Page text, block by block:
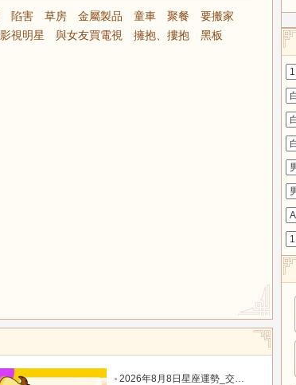
陷害 草房 金屬製品 童車 聚餐
要搬家
影視明星 與女友買電視 擁抱、摟抱
黑板
2026年8月8日星座運勢_交易_管理_合作
羊